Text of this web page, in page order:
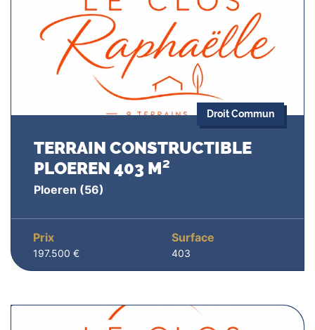
Droit Commun
TERRAIN CONSTRUCTIBLE
PLOEREN 403 M²
Ploeren (56)
Prix
197.500 €
Surface
403